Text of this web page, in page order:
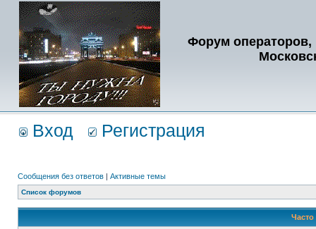
Форум операторов,
Вход Регистрация
Сообщения без ответов | Активные темы
Список форумов